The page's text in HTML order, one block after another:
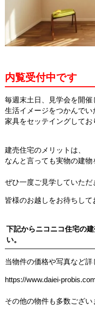
内覧受付中です
毎週末土日、見学会を開催
生活イメージをつかんでい
家具をセッテイングしてお
建売住宅のメリットは、
なんと言っても実物の建物
ぜひ一度ご見学していた
皆様のお越しをお待ちして
下記からニコニコ住宅の
い。
当物件の価格や写真など
https://www.daiei-
その他の物件も多数ござい